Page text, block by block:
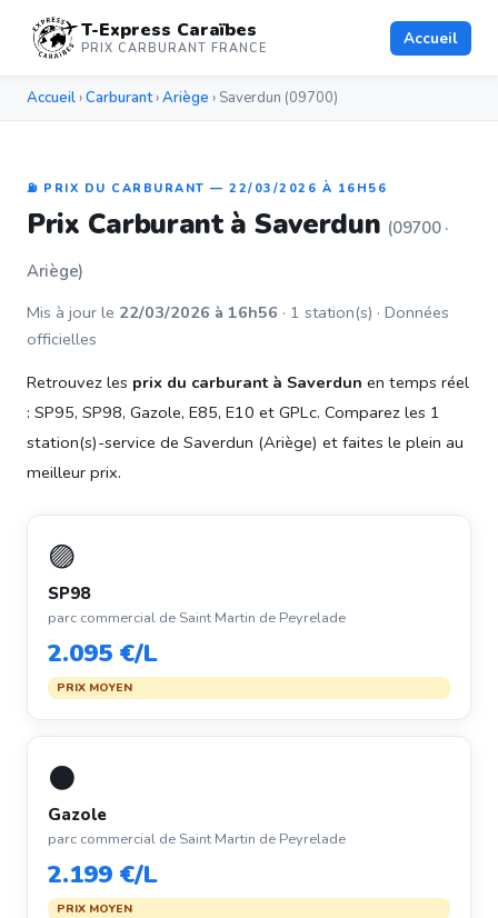
T-Express Caraïbes
PRIX CARBURANT FRANCE Accueil
Accueil ›Carburant›Ariège › Saverdun (09700)
⛽ PRIX DU CARBURANT — 22/03/2026 À 16H56
Prix Carburant à Saverdun (09700 ·
Ariège)
Mis à jour le 22/03/2026 à 16h56 · 1 station(s) · Données
officielles
Retrouvez les prix du carburant à Saverdun en temps réel
: SP95, SP98, Gazole, E85, E10 et GPLc. Comparez les 1
station(s)-service de Saverdun (Ariège) et faites le plein au
meilleur prix.
🟣
SP98
parc commercial de Saint Martin de Peyrelade
2.095 €/L
PRIX MOYEN
⚫
Gazole
parc commercial de Saint Martin de Peyrelade
2.199 €/L
PRIX MOYEN